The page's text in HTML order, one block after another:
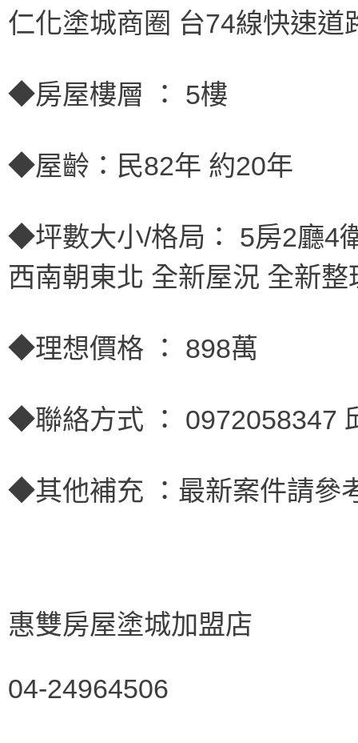
仁化塗城商圈 台74線快速道
◆房屋樓層 ： 5樓
◆屋齡：民82年 約20年
◆坪數大小/格局： 5房2廳4
西南朝東北 全新屋況 全新
◆理想價格 ： 898萬
◆聯絡方式 ： 0972058347
◆其他補充 ：最新案件請參
惠雙房屋塗城加盟店
04-24964506